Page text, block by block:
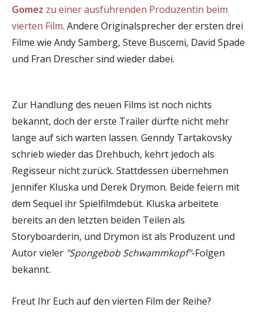
Gomez zu einer ausführenden Produzentin beim
vierten Film. Andere Originalsprecher der ersten drei
Filme wie Andy Samberg, Steve Buscemi, David Spade
und Fran Drescher sind wieder dabei.
Zur Handlung des neuen Films ist noch nichts
bekannt, doch der erste Trailer dürfte nicht mehr
lange auf sich warten lassen. Genndy Tartakovsky
schrieb wieder das Drehbuch, kehrt jedoch als
Regisseur nicht zurück. Stattdessen übernehmen
Jennifer Kluska und Derek Drymon. Beide feiern mit
dem Sequel ihr Spielfilmdebüt. Kluska arbeitete
bereits an den letzten beiden Teilen als
Storyboarderin, und Drymon ist als Produzent und
Autor vieler "Spongebob Schwammkopf"-Folgen
bekannt.
Freut Ihr Euch auf den vierten Film der Reihe?